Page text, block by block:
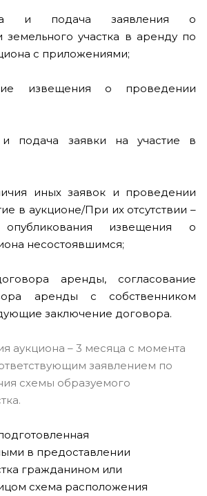
и подача заявления о
земельного участка в аренду по
с приложениями;
извещения о проведении
подача заявки на участие в
иных заявок и проведении
в аукционе/При их отсутствии –
опубликования извещения о
несостоявшимся;
аренды, согласование
аренды с собственником
заключение договора.
аукциона – 3 месяца с момента
заявлением по
схемы образуемого
в предоставлении
гражданином или
схема расположения